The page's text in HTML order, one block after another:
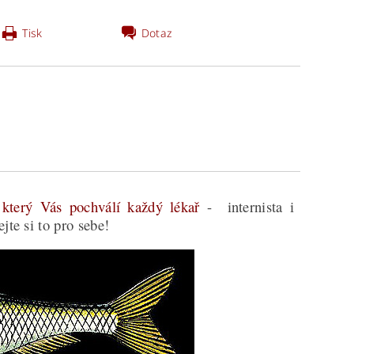
Tisk Dotaz
Vás pochválí každý lékař - internista i
si to pro sebe!